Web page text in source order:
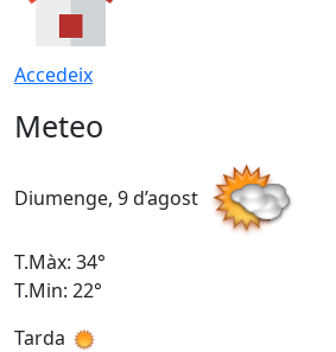
Accedeix
Meteo
Diumenge, 9 d’agost
T.Màx: 34°
T.Min: 22°
Tarda